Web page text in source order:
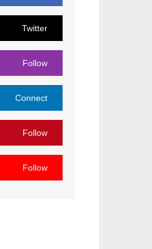
Twitter
Follow
Connect
Follow
Follow